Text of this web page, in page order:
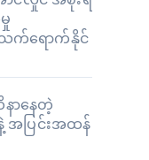
သက်ရောက်နိုင်
နာနေတဲ့
အပြင်းအထန်